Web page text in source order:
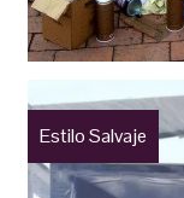
Estilo Salvaje